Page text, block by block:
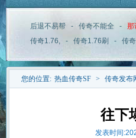
后退不易帮 - 传奇不能全 - 那
传奇1.76,
- 传奇1.76刷 - 传
您的位置: 热血传奇SF > 传奇发布
往下
发表时间